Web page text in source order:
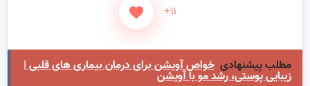
+۱۱
مطلب پیشنهادی خواص آویشن برای درمان بیماری های قلبی |
زیبایی پوستی، رشد مو با آویشن